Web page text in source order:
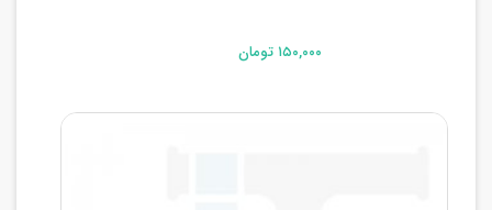
۱۵۰,۰۰۰ تومان